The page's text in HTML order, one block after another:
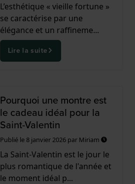
L’esthétique « vieille fortune »
se caractérise par une
élégance et un raffineme...
Lire la suite
Pourquoi une montre est
le cadeau idéal pour la
Saint-Valentin
Publié le 8 janvier 2026par Miriam
La Saint-Valentin est le jour le
plus romantique de l'année et
le moment idéal p...